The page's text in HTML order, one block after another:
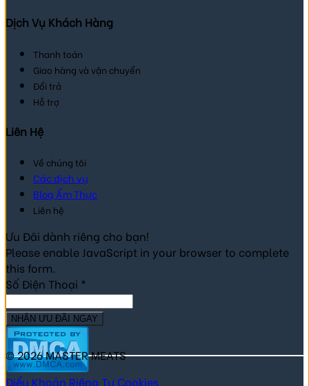
Dịch Vụ Khách Hàng
Thanh toán
Giao hàng và vận chuyển
Đổi trả
Hỗ trợ
Liên Hệ
Về chúng tôi
Các dịch vụ
Blog Ẩm Thực
Liên hệ
Ưu Đãi dành riêng cho bạn!
Please enable JavaScript in your browser to complete
this form.
Số Điện Thoại *
NHẬN ƯU ĐÃI NGAY
© 2026 MASTER MEATS
Điểu Khoản Riêng Tư Cookies